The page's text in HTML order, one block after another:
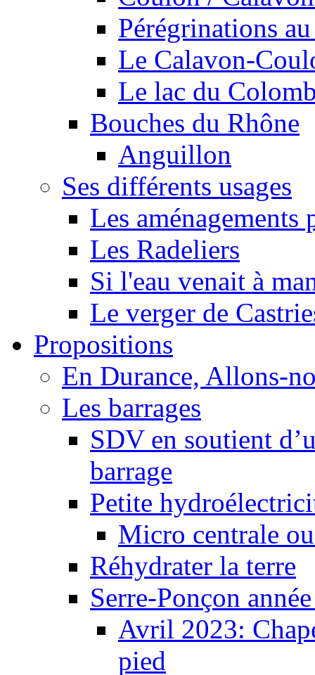
Pérégrinations
Le Calavon-
Le lac du
Bouches du Rhône
Anguillon
Ses différents usages
Les
Les Radeliers
Si l'eau venait à
Le verger de
Propositions
En Durance, Allons-
Les barrages
SDV en soutient
barrage
Petite
Micro centrale
Réhydrater la terre
Serre-Ponçon
Avril 2023:
pied